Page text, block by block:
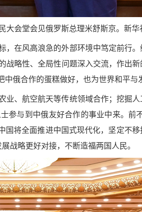
大会堂会见俄罗斯总理米舒斯京。新华
在风高浪急的外部环境中笃定前行
略性、全局性问题深入交流，作出
俄合作的蛋糕做好，也为世界和平与
、航空航天等传统领域合作；挖掘
参与到中俄友好合作的事业中来。前
将全面推进中国式现代化，坚定不
战略更好对接，不断造福两国人民。